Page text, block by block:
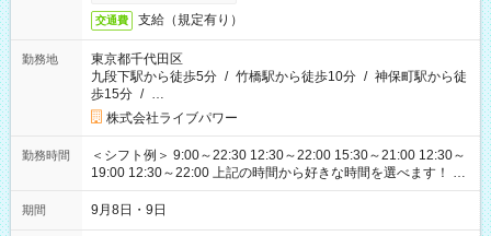
交通費 支給（規定有り）
勤務地
東京都千代田区
九段下駅から徒歩5分 / 竹橋駅から徒歩10分 / 神保町駅から徒
歩15分 / …
株式会社ライブパワー
勤務時間
＜シフト例＞ 9:00～22:30 12:30～22:00 15:30～21:00 12:30～
19:00 12:30～22:00 上記の時間から好きな時間を選べます！ ※
時間は変更となる可能性があります
期間 9月8日・9日